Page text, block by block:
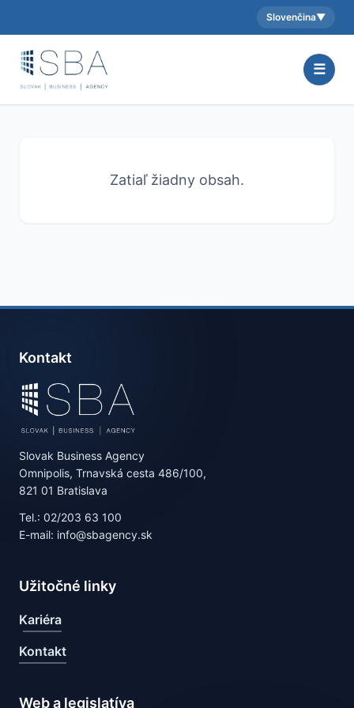
Aktuálny jazyk:
Slovenčina▼
☰
Zatiaľ žiadny obsah.
Kontakt
Slovak Business Agency
Omnipolis, Trnavská cesta 486/100,
821 01 Bratislava
Tel.: 02/203 63 100
E-mail: info@sbagency.sk
Užitočné linky
Kariéra
Kontakt
Web a legislatíva